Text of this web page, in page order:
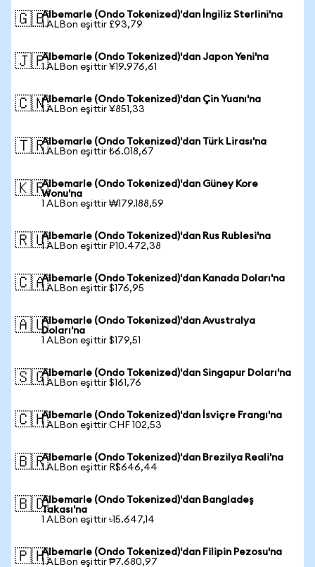
🇬🇧Albemarle (Ondo Tokenized)'dan İngiliz Sterlini'na
1 ALBon eşittir £93,79
🇯🇵Albemarle (Ondo Tokenized)'dan Japon Yeni'na
1 ALBon eşittir ¥19.976,61
🇨🇳Albemarle (Ondo Tokenized)'dan Çin Yuanı'na
1 ALBon eşittir ¥851,33
🇹🇷Albemarle (Ondo Tokenized)'dan Türk Lirası'na
1 ALBon eşittir ₺6.018,67
🇰🇷Albemarle (Ondo Tokenized)'dan Güney Kore
Wonu'na
1 ALBon eşittir ₩179.188,59
🇷🇺Albemarle (Ondo Tokenized)'dan Rus Rublesi'na
1 ALBon eşittir ₽10.472,38
🇨🇦Albemarle (Ondo Tokenized)'dan Kanada Doları'na
1 ALBon eşittir $176,95
🇦🇺Albemarle (Ondo Tokenized)'dan Avustralya
Doları'na
1 ALBon eşittir $179,51
🇸🇬Albemarle (Ondo Tokenized)'dan Singapur Doları'na
1 ALBon eşittir $161,76
🇨🇭Albemarle (Ondo Tokenized)'dan İsviçre Frangı'na
1 ALBon eşittir CHF 102,53
🇧🇷Albemarle (Ondo Tokenized)'dan Brezilya Reali'na
1 ALBon eşittir R$646,44
🇧🇩Albemarle (Ondo Tokenized)'dan Bangladeş
Takası'na
1 ALBon eşittir ৳15.647,14
🇵🇭Albemarle (Ondo Tokenized)'dan Filipin Pezosu'na
1 ALBon eşittir ₱7.680,97